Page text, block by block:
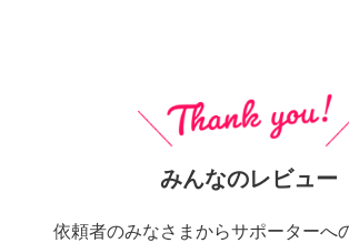
みんなのレビュー
依頼者のみなさまからサポーターへ